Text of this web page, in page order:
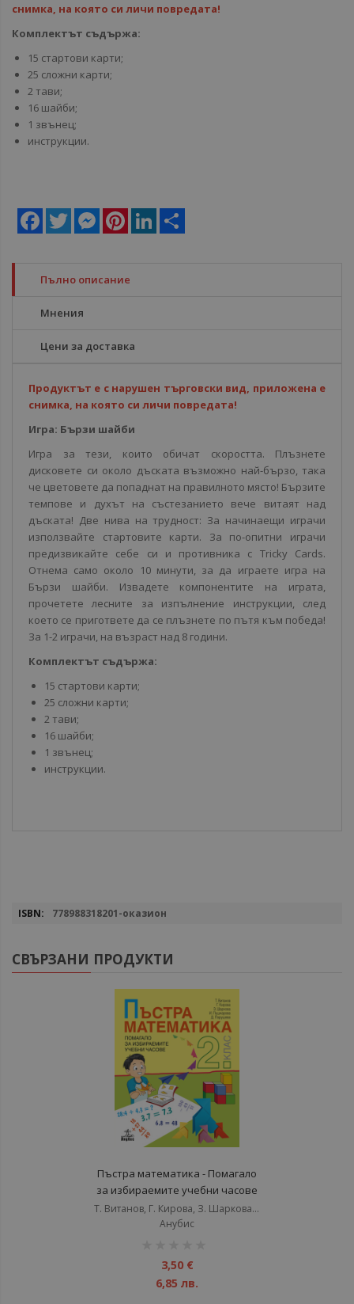
снимка, на която си личи повредата!
Комплектът съдържа:
15 стартови карти;
25 сложни карти;
2 тави;
16 шайби;
1 звънец;
инструкции.
Facebook
Twitter MessengerPinterestLinkedIn
Пълно описание
Мнения
Цени за доставка
Продуктът е с нарушен търговски вид, приложена е
снимка, на която си личи повредата!
Игра: Бързи шайби
Игра за тези, които обичат скоростта. Плъзнете
дисковете си около дъската възможно най-бързо, така
че цветовете да попаднат на правилното място! Бързите
темпове и духът на състезанието вече витаят над
дъската! Две нива на трудност: За начинаещи играчи
използвайте стартовите карти. За по-опитни играчи
предизвикайте себе си и противника с Tricky Cards.
Отнема само около 10 минути, за да играете игра на
Бързи шайби. Извадете компонентите на играта,
прочетете лесните за изпълнение инструкции, след
което се пригответе да се плъзнете по пътя към победа!
За 1-2 играчи, на възраст над 8 години.
Комплектът съдържа:
15 стартови карти;
25 сложни карти;
2 тави;
16 шайби;
1 звънец;
инструкции.
Повече
778988318201-оказион
СВЪРЗАНИ ПРОДУКТИ
Пъстра математика - Помагало
за избираемите учебни часове
за 2. клас - старо издание
Т. Витанов, Г. Кирова, З. Шаркова, И. Пушкарова, Д. Парушева
Анубис
3,50 €
6,85 лв.